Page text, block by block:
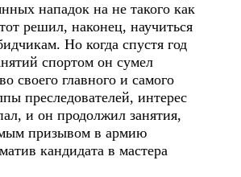
нападок на не такого как
решил, наконец, научиться
Но когда спустя год
спортом он сумел
своего главного и самого
преследователей, интерес
и он продолжил занятия,
призывом в армию
кандидата в мастера